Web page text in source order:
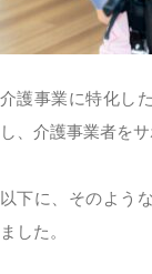
介護事業に特化し
し、介護事業者を
以下に、そのよう
ました。